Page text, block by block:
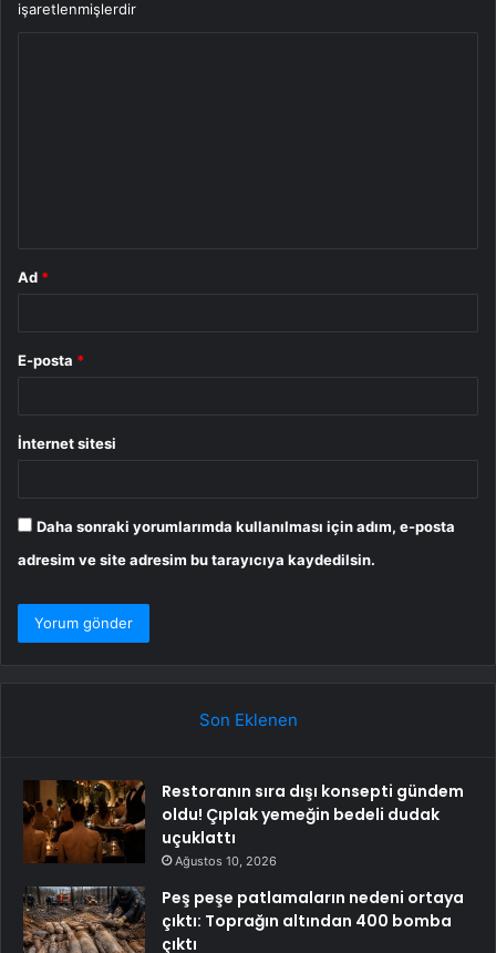
işaretlenmişlerdir
Ad *
E-posta *
İnternet sitesi
Daha sonraki yorumlarımda kullanılması için adım, e-posta
adresim ve site adresim bu tarayıcıya kaydedilsin.
Son Eklenen
Restoranın sıra dışı konsepti gündem
oldu! Çıplak yemeğin bedeli dudak
uçuklattı
Ağustos 10, 2026
Peş peşe patlamaların nedeni ortaya
çıktı: Toprağın altından 400 bomba
çıktı